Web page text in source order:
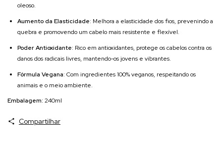
oleoso.
Aumento da Elasticidade: Melhora a elasticidade dos fios, prevenindo a
quebra e promovendo um cabelo mais resistente e flexível.
Poder Antioxidante: Rico em antioxidantes, protege os cabelos contra os
danos dos radicais livres, mantendo-os jovens e vibrantes.
Fórmula Vegana: Com ingredientes 100% veganos, respeitando os
animais e o meio ambiente.
Embalagem: 240ml
Compartilhar